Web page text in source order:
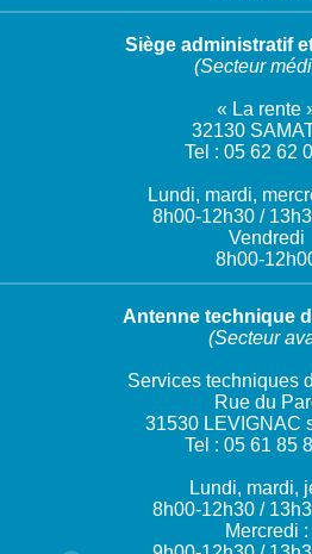
Siège administratif
(Secteur
« La rente
32130
Tel : 05 62 62
Lundi, mardi,
8h00-12h30 /
Vendredi
8h00-
Antenne technique
(Secteur
Services techniques
Rue du
31530 LEVIGNAC
Tel : 05 61 85
Lundi, mardi,
8h00-12h30 /
Mercredi :